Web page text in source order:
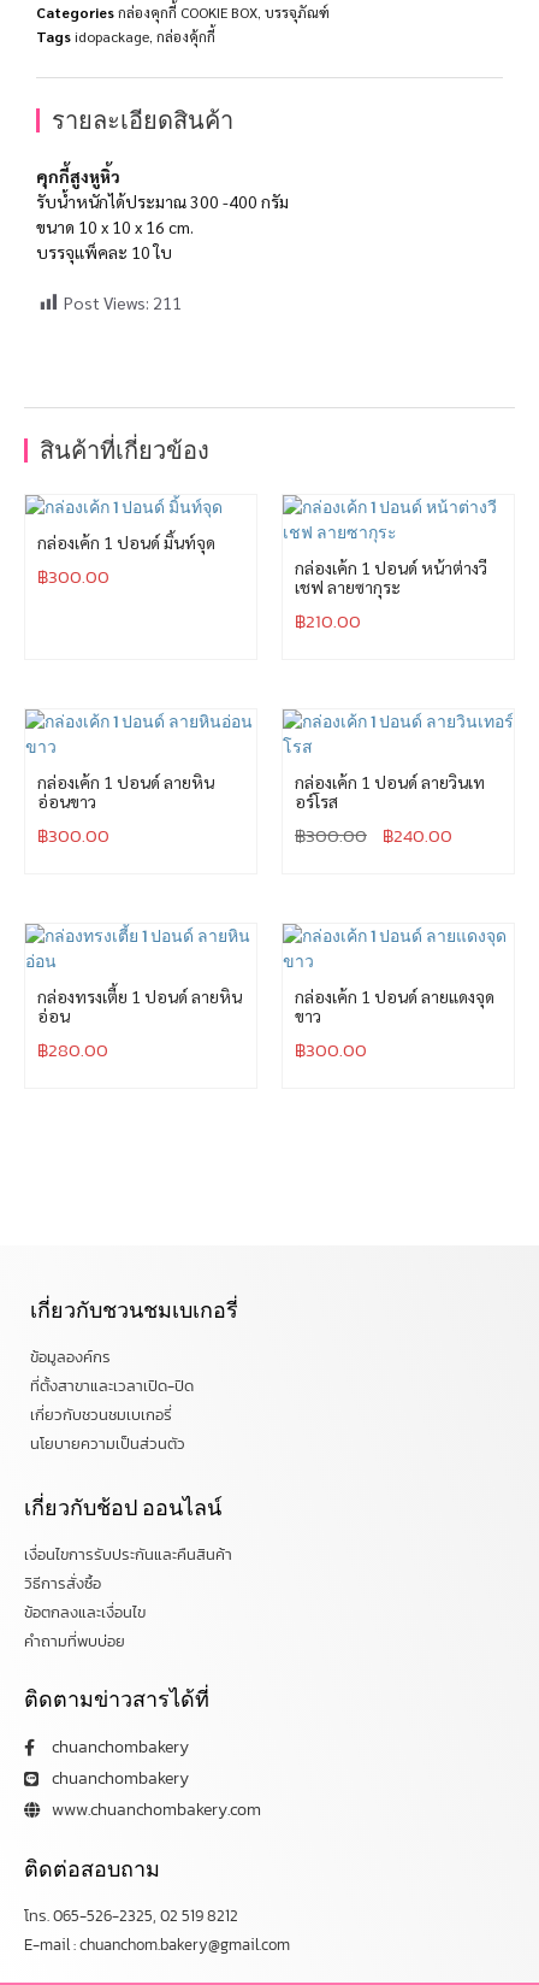
Categoriesกล่องคุกกี้ COOKIE BOX บรรจุภัณฑ์
Tags idopackage กล่องคุ้กกี้
รายละเอียดสินค้า
คุกกี้สูงหูหิ้ว
รับน้ำหนักได้ประมาณ 300 -400 กรัม
ขนาด 10 x 10 x 16 cm.
บรรจุแพ็คละ 10 ใบ
Post Views: 211
สินค้าที่เกี่ยวข้อง
กล่องเค้ก 1 ปอนด์ มิ้นท์จุด
฿300.00
กล่องเค้ก 1 ปอนด์ หน้าต่างวี
เชฟ ลายซากุระ
฿210.00
กล่องเค้ก 1 ปอนด์ ลายหิน
อ่อนขาว
฿300.00
กล่องเค้ก 1 ปอนด์ ลายวินเท
อร์โรส
฿300.00 ฿240.00
กล่องทรงเตี้ย 1 ปอนด์ ลายหิน
อ่อน
฿280.00
กล่องเค้ก 1 ปอนด์ ลายแดงจุด
ขาว
฿300.00
เกี่ยวกับชวนชมเบเกอรี่
ข้อมูลองค์กร
ที่ตั้งสาขาและเวลาเปิด-ปิด
เกี่ยวกับชวนชมเบเกอรี่
นโยบายความเป็นส่วนตัว
เกี่ยวกับช้อป ออนไลน์
เงื่อนไขการรับประกันและคืนสินค้า
วิธีการสั่งซื้อ
ข้อตกลงและเงื่อนไข
คำถามที่พบบ่อย
ติดตามข่าวสารได้ที่
chuanchombakery
chuanchombakery
www.chuanchombakery.com
ติดต่อสอบถาม
โทร. 065-526-2325, 02 519 8212
E-mail : chuanchom.bakery@gmail.com